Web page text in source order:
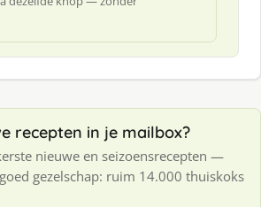
recepten in je mailbox?
nieuwe en seizoensrecepten —
gezelschap: ruim 14.000 thuiskoks